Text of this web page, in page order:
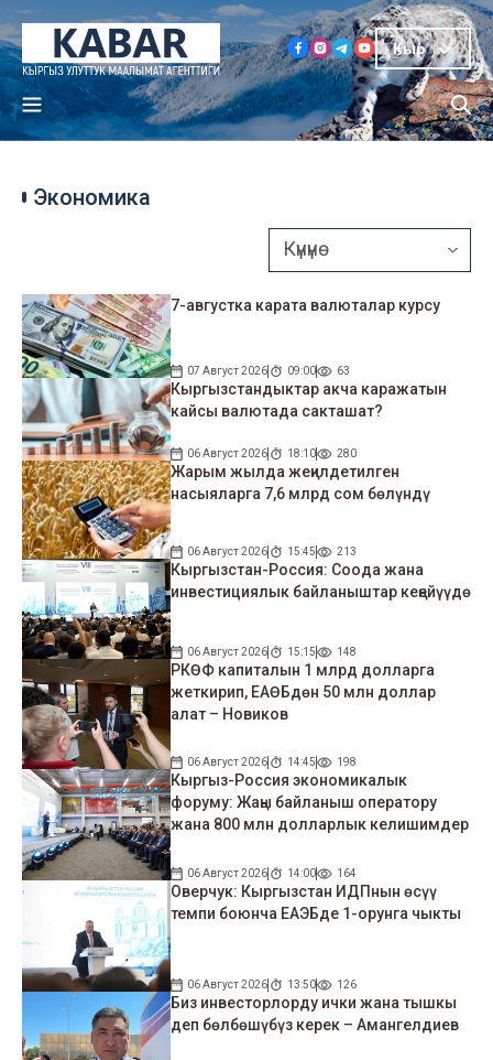
Кыр
Экономика
7-августка карата валюталар курсу
07 Август 2026 09:00 63
Кыргызстандыктар акча каражатын
кайсы валютада сакташат?
06 Август 2026 18:10 280
Жарым жылда жеңилдетилген
насыяларга 7,6 млрд сом бөлүндү
06 Август 2026 15:45 213
Кыргызстан-Россия: Соода жана
инвестициялык байланыштар кеңейүүдө
06 Август 2026 15:15 148
РКӨФ капиталын 1 млрд долларга
жеткирип, ЕАӨБдөн 50 млн доллар
алат – Новиков
06 Август 2026 14:45 198
Кыргыз-Россия экономикалык
форуму: Жаңы байланыш оператору
жана 800 млн долларлык келишимдер
06 Август 2026 14:00 164
Оверчук: Кыргызстан ИДПнын өсүү
темпи боюнча ЕАЭБде 1-орунга чыкты
06 Август 2026 13:50 126
Биз инвесторлорду ички жана тышкы
деп бөлбөшүбүз керек – Амангелдиев